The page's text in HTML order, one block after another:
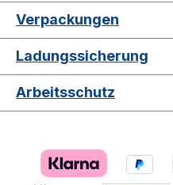
Verpackungen
Ladungssicherung
Arbeitsschutz